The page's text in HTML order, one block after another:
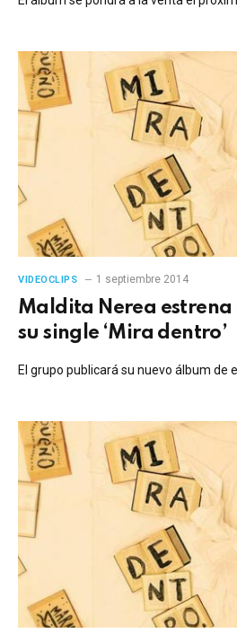
VIDEOCLIPS 1 septiembre 2014
Maldita Nerea estrena
su single ‘Mira dentro’
El grupo publicará su nuevo álbum de